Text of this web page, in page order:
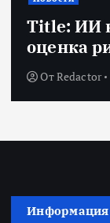
Title: ИИ
оценка
ОтRedactor
Информация